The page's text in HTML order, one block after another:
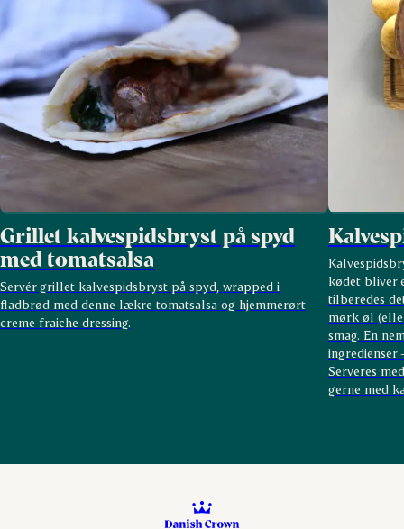
Grillet kalvespidsbryst på spyd
med tomatsalsa
Servér grillet kalvespidsbryst på spyd, wrapped i
fladbrød med denne lækre tomatsalsa og hjemmerørt
creme fraiche dressing.
kødet bliver
tilberedes
mørk øl
smag. En
ingredienser
Serveres
gerne med